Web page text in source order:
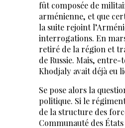
fût composée de
arménienne, et que
la suite rejoint
interrogations. En
retiré de la région et
de Russie. Mais,
Khodjaly avait déjà eu
Se pose alors la
politique. Si le
de la structure des
Communauté des